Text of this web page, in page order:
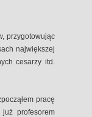
przygotowując
największej
cesarzy itd.
pracę
profesorem